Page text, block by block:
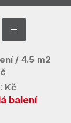
/ 4.5 m2
Kč
balení